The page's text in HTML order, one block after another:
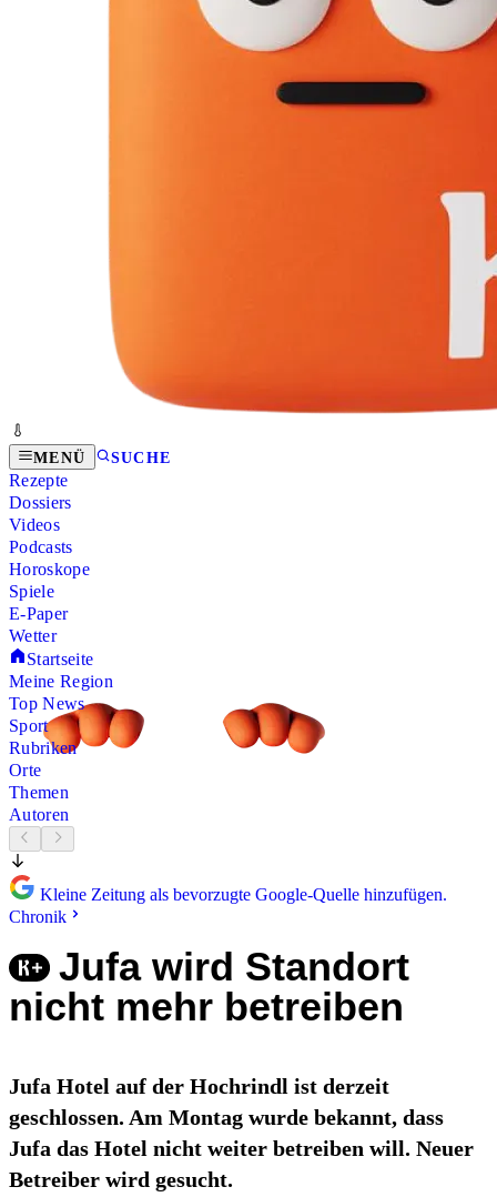
MENÜ SUCHE
Rezepte
Dossiers
Videos
Podcasts
Horoskope
Spiele
E-Paper
Wetter
Startseite
Meine Region
Top News
Sport
Rubriken
Orte
Themen
Autoren
Kleine Zeitung als bevorzugte Google-Quelle hinzufügen.
Chronik
Jufa wird Standort
nicht mehr betreiben
Jufa Hotel auf der Hochrindl ist derzeit
geschlossen. Am Montag wurde bekannt, dass
Jufa das Hotel nicht weiter betreiben will. Neuer
Betreiber wird gesucht.